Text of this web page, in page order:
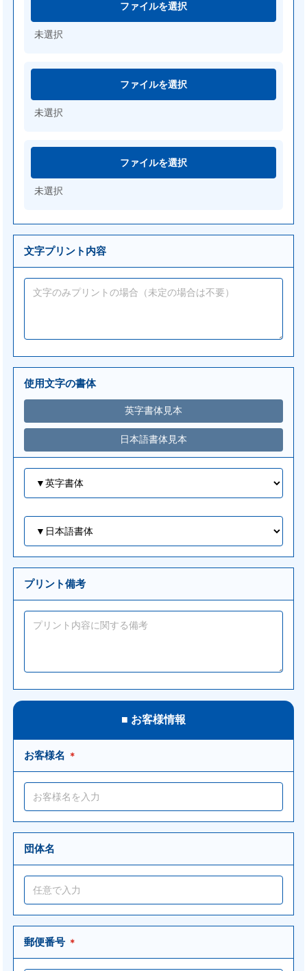
ファイルを選択
未選択
ファイルを選択
未選択
ファイルを選択
未選択
文字プリント内容
使用文字の書体
プリント備考
■ お客様情報
お客様名 ＊
団体名
郵便番号 ＊